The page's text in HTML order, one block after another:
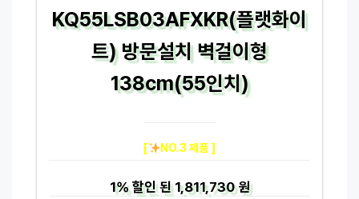
KQ55LSB03AFXKR(플랫화이
트) 방문설치 벽걸이형
138cm(55인치)
[ NO.3 제품 ]
1%할인 된1,811,730 원